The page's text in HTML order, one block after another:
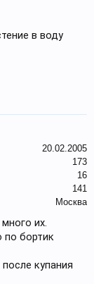
в воду
20.02.2005
173
16
141
Москва
их.
по бортик
купания